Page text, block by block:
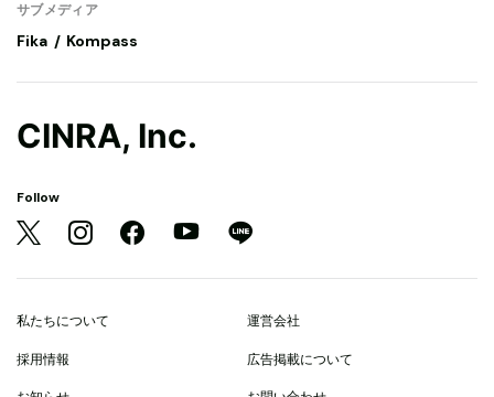
サブメディア
Fika Kompass
CINRA, Inc.
Follow
私たちについて 運営会社
採用情報 広告掲載について